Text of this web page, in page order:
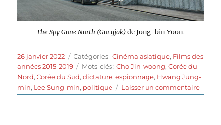
The Spy Gone North (Gongjak)de Jong-bin Yoon.
Publié
le
26 janvier 2022 Catégories
Catégories :Cinéma asiatique, Films des
années 2015-2019
Étiquettes
Mots-clés :Cho Jin-woong,Corée du
Nord,Corée du Sud,dictature,espionnage, Hwang Jung-
min, Lee Sung-min, politique Laisser un commentairesur
The